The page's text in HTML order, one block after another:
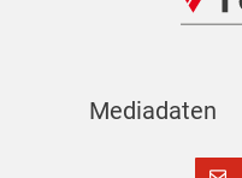
Mediadaten